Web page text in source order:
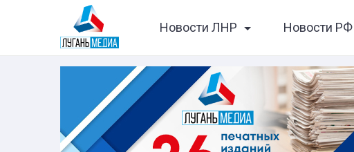
Новости ЛНР Новости РФ